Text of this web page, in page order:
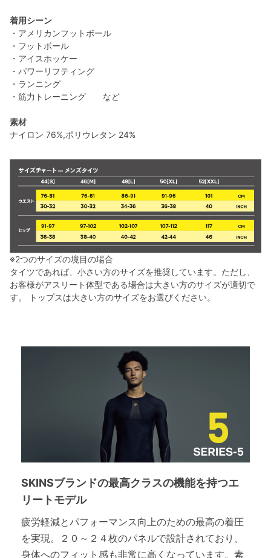
着用シーン
・アメリカンフットボール
・フットボール
・アイスホッケー
・パワーリフティング
・ランニング
・筋力トレーニング など
素材
ナイロン 76%,ポリウレタン 24%
※2つのサイズの境目の場合
タイツであれば、小さい方のサイズを推奨しています。ただし、
お客様がアスリート体型である場合は大きい方のサイズが適切で
す。 トップスは大きい方のサイズをお選びください。
SKINSブランドの最高クラスの機能を持つエ
リートモデル
疲労軽減とパフォーマンス向上のための最高の着圧
を実現。２０～２４枚のパネルで設計されており、
身体へのフィット感も非常に高くなっています。素